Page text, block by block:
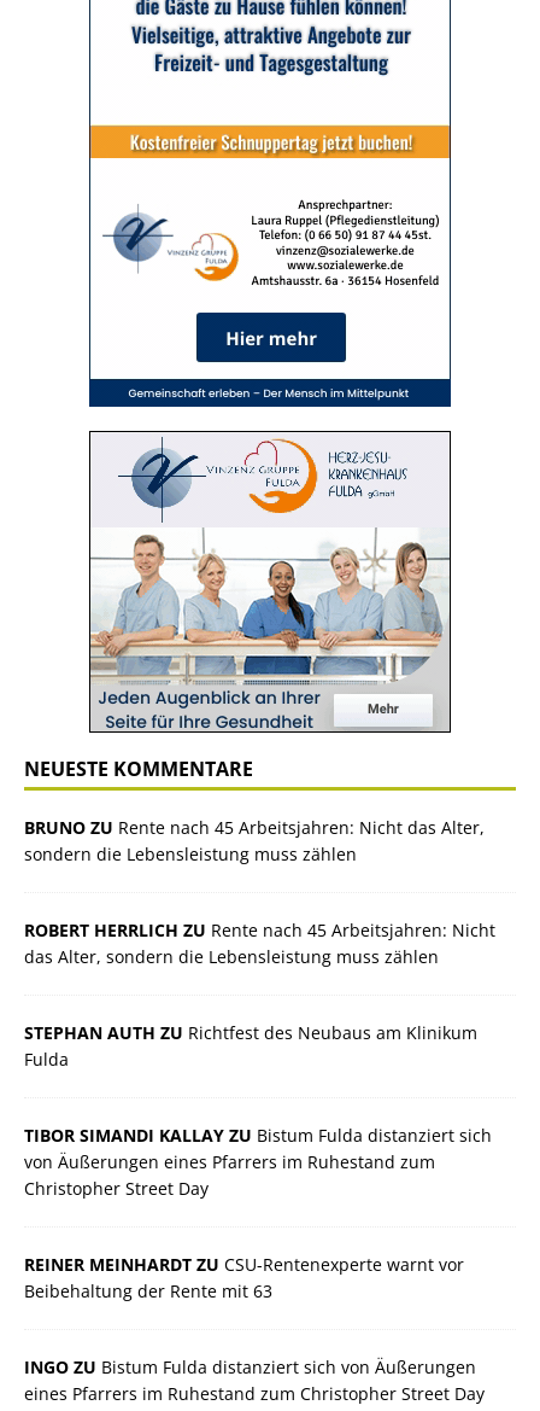
NEUESTE KOMMENTARE
BRUNO ZU Rente nach 45 Arbeitsjahren: Nicht das Alter,
sondern die Lebensleistung muss zählen
ROBERT HERRLICH ZU Rente nach 45 Arbeitsjahren: Nicht
das Alter, sondern die Lebensleistung muss zählen
STEPHAN AUTH ZU Richtfest des Neubaus am Klinikum
Fulda
TIBOR SIMANDI KALLAY ZU Bistum Fulda distanziert sich
von Äußerungen eines Pfarrers im Ruhestand zum
Christopher Street Day
REINER MEINHARDT ZU CSU-Rentenexperte warnt vor
Beibehaltung der Rente mit 63
INGO ZU Bistum Fulda distanziert sich von Äußerungen
eines Pfarrers im Ruhestand zum Christopher Street Day